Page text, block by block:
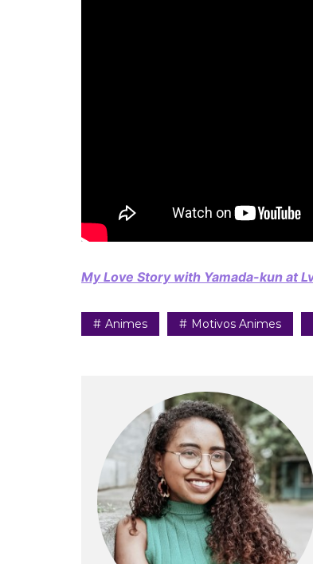
My Love Story with Yamada-kun at
Animes Motivos Animes